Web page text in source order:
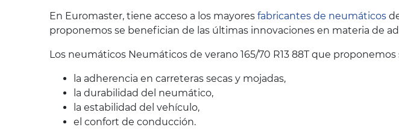
En Euromaster, tiene acceso a los mayores fabricantes de neumáticos
proponemos se benefician de las últimas innovaciones en materia de
Los neumáticos Neumáticos de verano 165/70 R13 88T que
la adherencia en carreteras secas y mojadas,
la durabilidad del neumático,
la estabilidad del vehículo,
el confort de conducción.